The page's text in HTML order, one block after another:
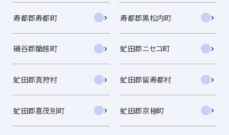
寿都郡寿都町 寿都郡黒松内町
磯谷郡蘭越町 虻田郡ニセコ町
虻田郡真狩村 虻田郡留寿都村
虻田郡喜茂別町 虻田郡京極町